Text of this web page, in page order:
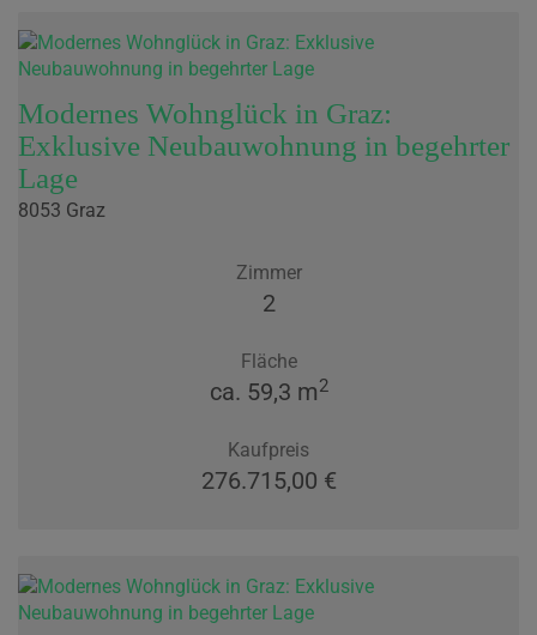
Modernes Wohnglück in Graz:
Exklusive Neubauwohnung in begehrter
Lage
8053 Graz
Zimmer
2
Fläche
ca. 59,3 m2
Kaufpreis
276.715,00 €